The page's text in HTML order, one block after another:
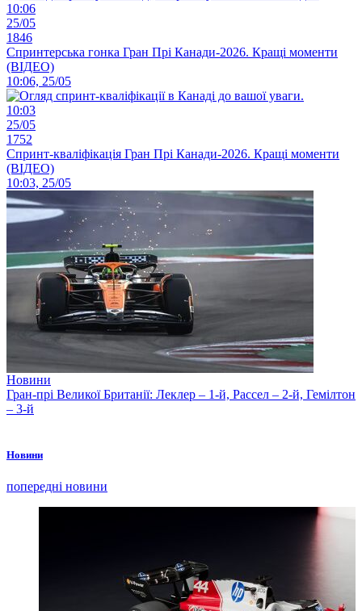
10:06
25/05
1846
Спринтерська гонка Гран Прі Канади-2026. Кращі моменти
(ВІДЕО)
10:06, 25/05
10:03
25/05
1752
Спринт-кваліфікація Гран Прі Канади-2026. Кращі моменти
(ВІДЕО)
10:03, 25/05
Новини
Гран-прі Великої Британії: Леклер – 1-й, Рассел – 2-й, Гемілтон
– 3-й
Новини
попередні новини